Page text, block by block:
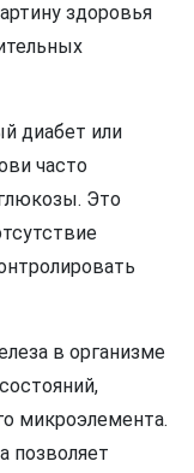
здоровья
диабет или
часто
Это
в организме
микроэлемента.
позволяет